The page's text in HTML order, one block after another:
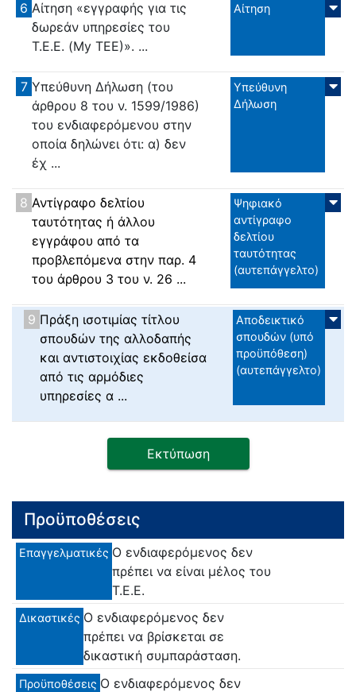
6 Αίτηση «εγγραφής για τις
δωρεάν υπηρεσίες του
Τ.Ε.Ε. (My ΤΕΕ)». ...
Αίτηση
7 Υπεύθυνη Δήλωση (του
άρθρου 8 του ν. 1599/1986)
του ενδιαφερόμενου στην
οποία δηλώνει ότι: α) δεν
έχ ...
Υπεύθυνη
Δήλωση
8 Αντίγραφο δελτίου
ταυτότητας ή άλλου
εγγράφου από τα
προβλεπόμενα στην παρ. 4
του άρθρου 3 του ν. 26 ...
Ψηφιακό
αντίγραφο
δελτίου
ταυτότητας
(αυτεπάγγελτο)
9 Πράξη ισοτιμίας τίτλου
σπουδών της αλλοδαπής
και αντιστοιχίας εκδοθείσα
από τις αρμόδιες
υπηρεσίες α ...
Αποδεικτικό
σπουδών (υπό
προϋπόθεση)
(αυτεπάγγελτο)
Εκτύπωση
Προϋποθέσεις
Επαγγελματικές Ο ενδιαφερόμενος δεν
πρέπει να είναι μέλος του
Τ.Ε.Ε.
Δικαστικές Ο ενδιαφερόμενος δεν
πρέπει να βρίσκεται σε
δικαστική συμπαράσταση.
Προϋποθέσεις Ο ενδιαφερόμενος δεν